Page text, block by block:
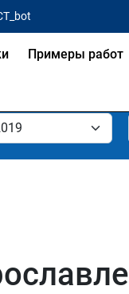
Примеры работ